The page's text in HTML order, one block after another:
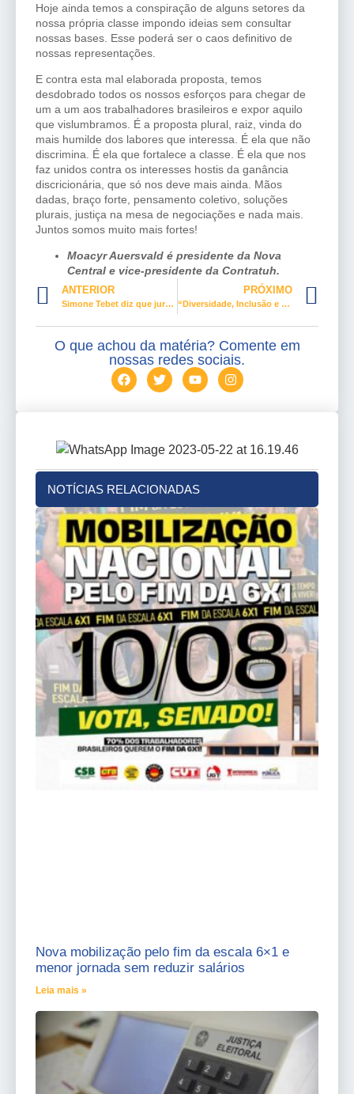
Hoje ainda temos a conspiração de alguns setores da
nossa própria classe impondo ideias sem consultar
nossas bases. Esse poderá ser o caos definitivo de
nossas representações.
E contra esta mal elaborada proposta, temos
desdobrado todos os nossos esforços para chegar de
um a um aos trabalhadores brasileiros e expor aquilo
que vislumbramos. É a proposta plural, raiz, vinda do
mais humilde dos labores que interessa. É ela que não
discrimina. É ela que fortalece a classe. É ela que nos
faz unidos contra os interesses hostis da ganância
discricionária, que só nos deve mais ainda. Mãos
dadas, braço forte, pensamento coletivo, soluções
plurais, justiça na mesa de negociações e nada mais.
Juntos somos muito mais fortes!
Moacyr Auersvald é presidente da Nova
Central e vice-presidente da Contratuh.
ANTERIOR
Simone Tebet diz que juros precisam cair
PRÓXIMO
“Diversidade, Inclusão e Pertencimento”
O que achou da matéria? Comente em
nossas redes sociais.
NOTÍCIAS RELACIONADAS
Nova mobilização pelo fim da escala 6×1 e
menor jornada sem reduzir salários
Leia mais »